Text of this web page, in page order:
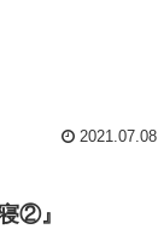
2021.07.08
②』